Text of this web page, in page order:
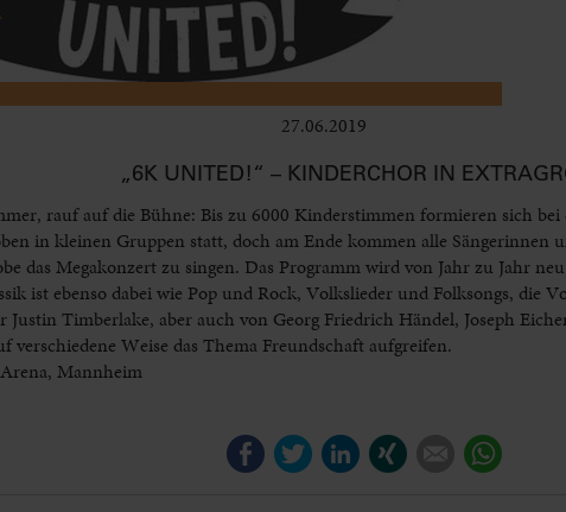
27.06.2019
„6K UNITED!“ – KINDERCHOR IN
rauf auf die Bühne: Bis zu 6000 Kinderstimmen formieren sich
in kleinen Gruppen statt, doch am Ende kommen alle Sängerinnen
das Megakonzert zu singen. Das Programm wird von Jahr zu Jahr
ist ebenso dabei wie Pop und Rock, Volkslieder und Folksongs, die
Justin Timberlake, aber auch von Georg Friedrich Händel, Joseph
verschiedene Weise das Thema Freundschaft aufgreifen.
Mannheim
FacebookTwitterLinkedIn E-mail